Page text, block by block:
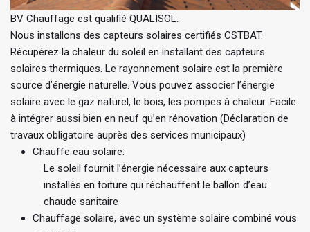
BV Chauffage est qualifié QUALISOL.
Nous installons des capteurs solaires certifiés CSTBAT.
Récupérez la chaleur du soleil en installant des capteurs
solaires thermiques. Le rayonnement solaire est la première
source d’énergie naturelle. Vous pouvez associer l’énergie
solaire avec le gaz naturel, le bois, les pompes à chaleur. Facile
à intégrer aussi bien en neuf qu’en rénovation (Déclaration de
travaux obligatoire auprès des services municipaux)
Chauffe eau solaire:
Le soleil fournit l’énergie nécessaire aux capteurs
installés en toiture qui réchauffent le ballon d’eau
chaude sanitaire
Chauffage solaire, avec un système solaire combiné vous